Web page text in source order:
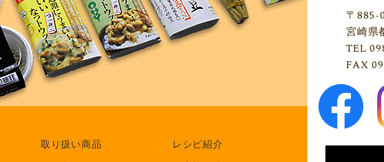
〒885-
宮崎県
TEL
FAX
取り扱い商品
レシピ紹介